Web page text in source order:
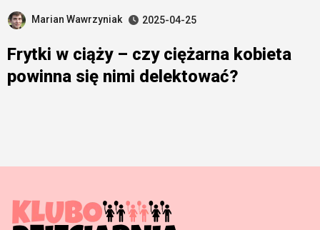
Marian Wawrzyniak 2025-04-25
Frytki w ciąży – czy ciężarna kobieta
powinna się nimi delektować?